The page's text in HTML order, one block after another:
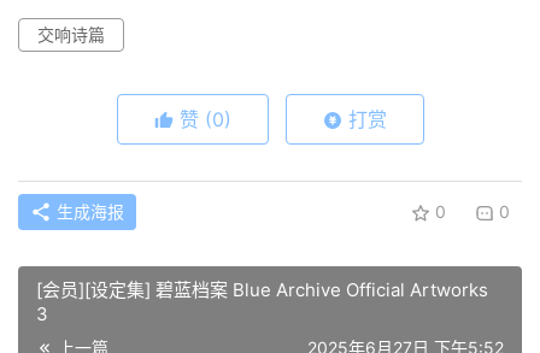
交响诗篇
赞 (0) 打赏
生成海报 0 0
[会员][设定集] 碧蓝档案 Blue Archive Official Artworks
3
上一篇 2025年6月27日 下午5:52